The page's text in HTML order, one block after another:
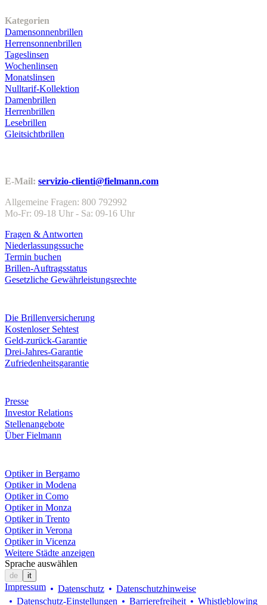
Kategorien
Damensonnenbrillen
Herrensonnenbrillen
Tageslinsen
Wochenlinsen
Monatslinsen
Nulltarif-Kollektion
Damenbrillen
Herrenbrillen
Lesebrillen
Gleitsichtbrillen
E-Mail: servizio-clienti@fielmann.com
Allgemeine Fragen: 800 792992
Mo-Fr: 09-18 Uhr - Sa: 09-16 Uhr
Fragen & Antworten
Niederlassungssuche
Termin buchen
Brillen-Auftragsstatus
Gesetzliche Gewährleistungsrechte
Die Brillenversicherung
Kostenloser Sehtest
Geld-zurück-Garantie
Drei-Jahres-Garantie
Zufriedenheitsgarantie
Presse
Investor Relations
Stellenangebote
Über Fielmann
Optiker in Bergamo
Optiker in Modena
Optiker in Como
Optiker in Monza
Optiker in Trento
Optiker in Verona
Optiker in Vicenza
Weitere Städte anzeigen
Sprache auswählen
de it
Impressum Datenschutz
Datenschutzhinweise
Datenschutz-Einstellungen
Barrierefreiheit Whistleblowing